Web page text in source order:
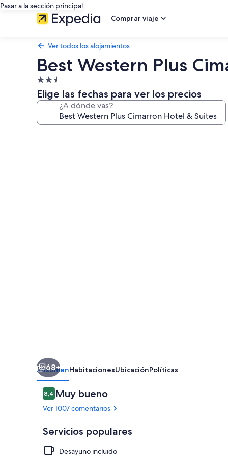
Pasar a la sección principal
Comprar viaje
Ver todos los alojamientos
Best Western Plus
Alojamiento
de
2.5 estrellas
Elige las fechas para ver los precios
¿A dónde vas?
68+
ResumenHabitacionesUbicaciónPolíticas
Comentarios
8,48,4 de 10
Muy bueno
Ver 1007 comentarios
Servicios populares
Desayuno incluido